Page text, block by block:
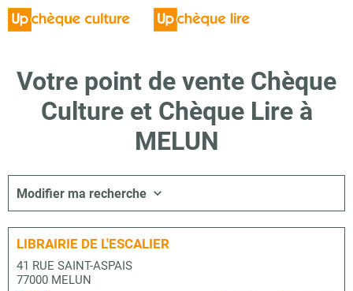
Votre point de vente Chèque
Culture et Chèque Lire à
MELUN
Modifier ma recherche
LIBRAIRIE DE L'ESCALIER
41 RUE SAINT-ASPAIS
77000 MELUN